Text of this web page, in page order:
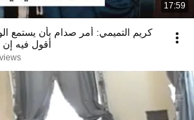
17:59
كريم التميمي: أمر صدام بأن يستمع
أقول فيه